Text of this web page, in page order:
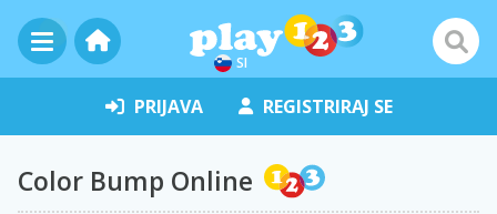
SI
PRIJAVA REGISTRIRAJ SE
Color Bump Online